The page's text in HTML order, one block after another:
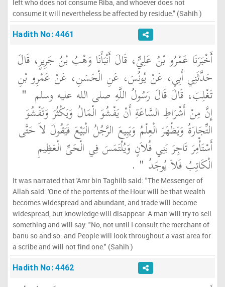
left who does not consume Riba, and whoever does not
consume it will nevertheless be affected by residue." (Sahih )
Hadith No: 4461
أَخْبَرَنَا عَمْرُو بْنُ عَلِيٍّ، قَالَ أَنْبَأَنَا وَهْبُ بْنُ جَرِيرٍ، قَالَ
حَدَّثَنِي أَبِي، عَنْ يُونُسَ، عَنِ الْحَسَنِ، عَنْ عَمْرِو بْنِ
تَغْلِبَ، قَالَ قَالَ رَسُولُ اللَّهِ صلى الله عليه وسلم ‏ "‏
إِنَّ مِنْ أَشْرَاطِ السَّاعَةِ أَنْ يَفْشُوَ الْمَالُ وَيَكْثُرَ وَتَفْشُوَ
التِّجَارَةُ وَيَظْهَرَ الْعِلْمُ وَيَبِيعَ الرَّجُلُ الْبَيْعَ فَيَقُولَ لاَ حَتَّى
أَسْتَأْمِرَ تَاجِرَ بَنِي فُلاَنٍ وَيُلْتَمَسَ فِي الْحَىِّ الْعَظِيمِ
الْكَاتِبُ فَلاَ يُوجَدُ ‏" ‏ ‏.‏
It was narrated that 'Amr bin Taghilb said: "The Messenger of
Allah said: 'One of the portents of the Hour will be that wealth
becomes widespread and abundant, and trade will become
widespread, but knowledge will disappear. A man will try to sell
something and will say: "No, not until I consult the merchant of
banu so and so: and People will look throughout a vast area for
a scribe and will not find one." (Sahih )
Hadith No: 4462